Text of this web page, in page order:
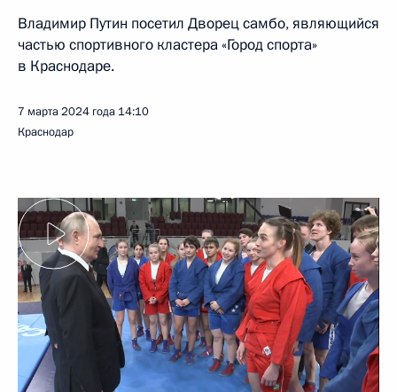
Владимир Путин посетил Дворец самбо, являющийся
частью спортивного кластера «Город спорта»
в Краснодаре.
7 марта 2024 года 14:10
Краснодар